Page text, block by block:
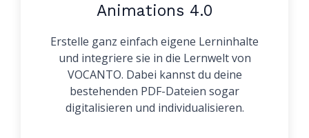
Animations 4.0
Erstelle ganz einfach eigene Lerninhalte
und integriere sie in die Lernwelt von
VOCANTO. Dabei kannst du deine
bestehenden PDF-Dateien sogar
digitalisieren und individualisieren.